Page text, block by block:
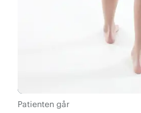
Patienten går